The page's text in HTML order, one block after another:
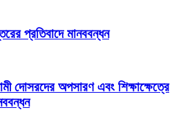
প্রতিবাদে মানববন্ধন
দোসরদের অপসারণ এবং শিক্ষাক্ষেত্রে